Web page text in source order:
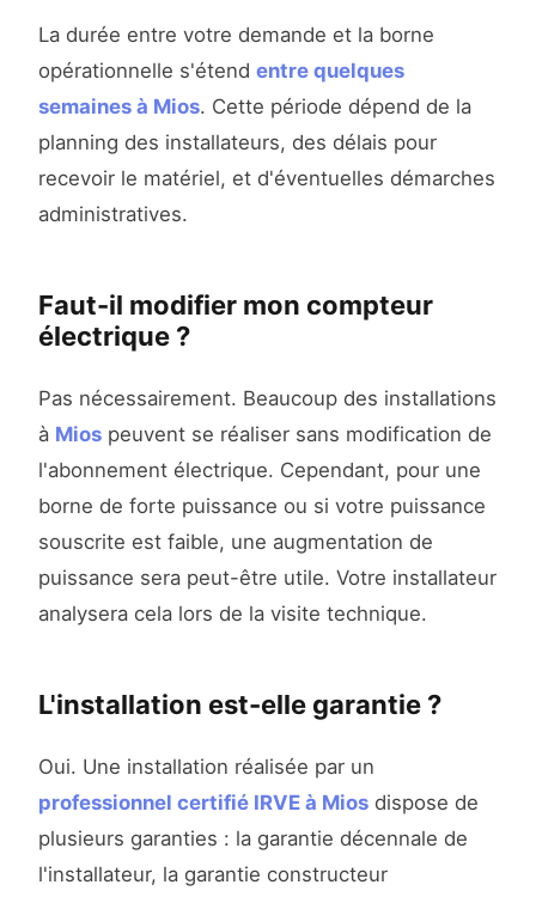
La durée entre votre demande et la borne
opérationnelle s'étend entre quelques
semaines à Mios. Cette période dépend de la
planning des installateurs, des délais pour
recevoir le matériel, et d'éventuelles démarches
administratives.
Faut-il modifier mon compteur
électrique ?
Pas nécessairement. Beaucoup des installations
à Mios peuvent se réaliser sans modification de
l'abonnement électrique. Cependant, pour une
borne de forte puissance ou si votre puissance
souscrite est faible, une augmentation de
puissance sera peut-être utile. Votre installateur
analysera cela lors de la visite technique.
L'installation est-elle garantie ?
Oui. Une installation réalisée par un
professionnel certifié IRVE à Mios dispose de
plusieurs garanties : la garantie décennale de
l'installateur, la garantie constructeur